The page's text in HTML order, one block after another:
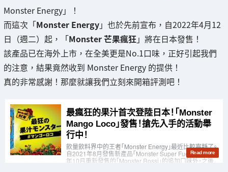
Monster Energy」！
而這次「Monster Energy」也於先前宣布，自2022年4月12
日（週二）起，「Monster 芒果瘋狂」將在日本發售！
該產品已在海外上市，在全美更是No.1口味，正好引起我們
的注意，結果竟然收到 Monster Energy 的提供！
真的非常感謝！那麼就讓我們立刻來開箱評測吧！